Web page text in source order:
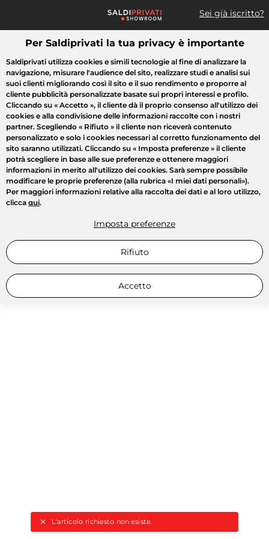
Sei già iscritto?
Cosa cerchi?
L'articolo richiesto non esiste.
Tutte le vendite Moda Casa Bellezza Elettrodomestici
Per Saldiprivati la tua privacy è importante
Saldiprivati utilizza cookies e simili tecnologie al fine di analizzare la
navigazione, misurare l'audience del sito, realizzare studi e analisi sui
suoi clienti migliorando così il sito e il suo rendimento e proporre al
cliente pubblicità personalizzate basate sui propri interessi e profilo.
Cliccando su « Accetto », il cliente dà il proprio consenso all'utilizzo dei
cookies e alla condivisione delle informazioni raccolte con i nostri
partner. Scegliendo « Rifiuto » il cliente non riceverà contenuto
personalizzato e solo i cookies necessari al corretto funzionamento del
sito saranno utilizzati. Cliccando su « Imposta preferenze » il cliente
potrà scegliere in base alle sue preferenze e ottenere maggiori
informazioni in merito all'utilizzo dei cookies. Sarà sempre possibile
modificare le proprie preferenze (alla rubrica «I miei dati personali»).
Per maggiori informazioni relative alla raccolta dei dati e al loro utilizzo,
clicca qui.
Imposta preferenze
Rifiuto
Accetto